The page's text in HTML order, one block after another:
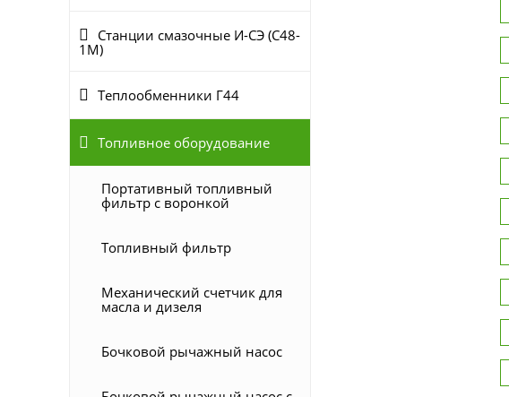
Станции смазочные И-СЭ (С48-
1М)
Теплообменники Г44
Топливное оборудование
Портативный топливный
фильтр с воронкой
Топливный фильтр
Механический счетчик для
масла и дизеля
Бочковой рычажный насос